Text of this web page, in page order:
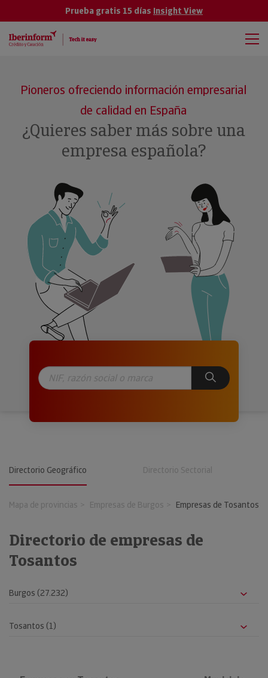
Prueba gratis 15 días Insight View
Pioneros ofreciendo información empresarial
de calidad en España
¿Quieres saber más sobre una
empresa española?
Directorio Geográfico Directorio Sectorial
Mapa de provincias Empresas de Burgos Empresas de Tosantos
Directorio de empresas de
Tosantos